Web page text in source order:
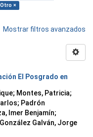
×
Mostrar filtros avanzados
El Posgrado en
; Montes, Patricia;
; Padrón
Imer Benjamín;
González Galván, Jorge